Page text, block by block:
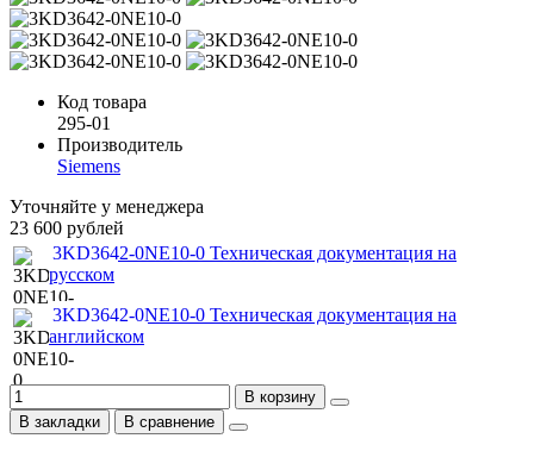
Код товара
295-01
Производитель
Siemens
Уточняйте у менеджера
23 600 рублей
3KD3642-0NE10-0 Техническая документация на
русском
3KD3642-0NE10-0 Техническая документация на
английском
В корзину
В закладки
В сравнение